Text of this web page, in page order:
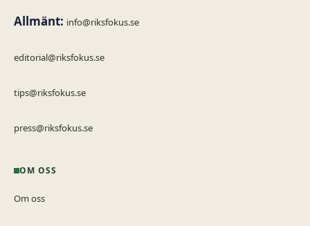
Allmänt: info@riksfokus.se
editorial@riksfokus.se
tips@riksfokus.se
press@riksfokus.se
OM OSS
Om oss